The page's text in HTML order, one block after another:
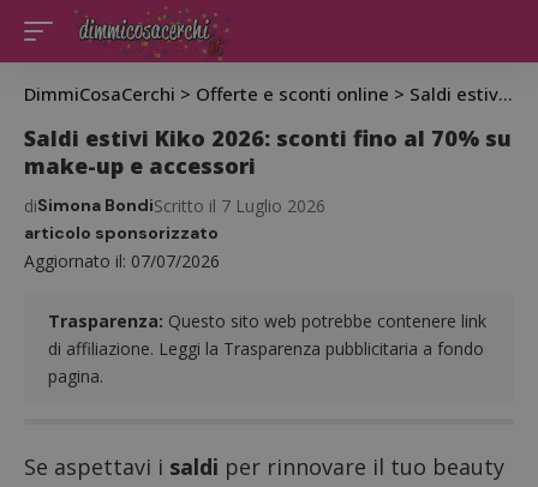
DimmiCosaCerchi > Offerte e sconti online > Saldi estivi Kiko 2026: sconti fino al 70% su make-up e accessori
Saldi estivi Kiko 2026: sconti fino al 70% su
make-up e accessori
Aggiornato il: 07/07/2026
diSimona BondiScritto il 7 Luglio 2026
articolo sponsorizzato
Trasparenza: Questo sito web potrebbe contenere link
di affiliazione. Leggi la Trasparenza pubblicitaria a fondo
pagina.
Se aspettavi i saldi per rinnovare il tuo beauty